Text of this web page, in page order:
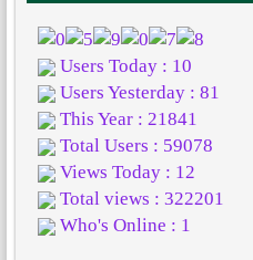
Users Today : 10
Users Yesterday : 81
This Year : 21841
Total Users : 59078
Views Today : 12
Total views : 322201
Who's Online : 1